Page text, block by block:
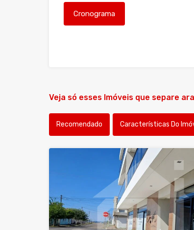
Veja só esses Imóveis que separe
Recomendado Características Do